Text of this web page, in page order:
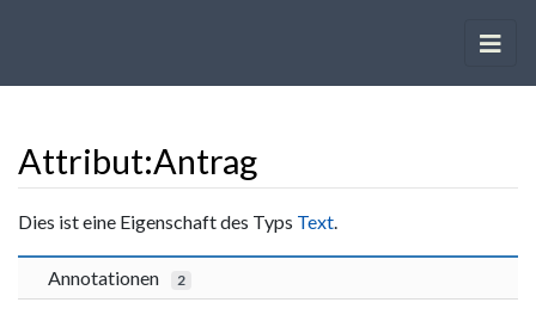
Attribut:Antrag
Wechseln zu:Navigation,Suche
Dies ist eine Eigenschaft des Typs Text.
Annotationen 2